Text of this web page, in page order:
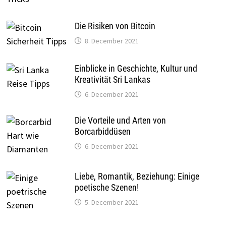
Die Risiken von Bitcoin
8. December 2021
Einblicke in Geschichte, Kultur und
Kreativität Sri Lankas
6. December 2021
Die Vorteile und Arten von
Borcarbiddüsen
6. December 2021
Liebe, Romantik, Beziehung: Einige
poetische Szenen!
5. December 2021